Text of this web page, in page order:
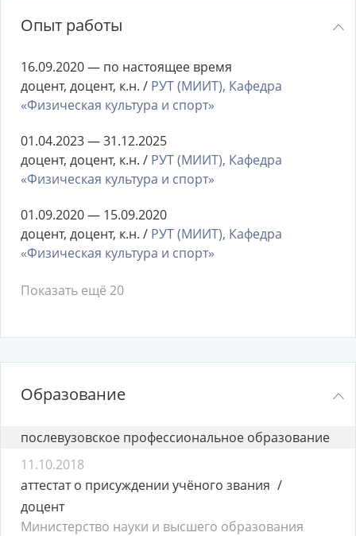
Опыт работы
16.09.2020 — по настоящее время
доцент, доцент, к.н. / РУТ (МИИТ), Кафедра
«Физическая культура и спорт»
01.04.2023 — 31.12.2025
доцент, доцент, к.н. / РУТ (МИИТ), Кафедра
«Физическая культура и спорт»
01.09.2020 — 15.09.2020
доцент, доцент, к.н. / РУТ (МИИТ), Кафедра
«Физическая культура и спорт»
Показать ещё 20
Образование
послевузовское профессиональное образование
11.10.2018
аттестат о присуждении учёного звания
доцент
Министерство науки и высшего образования